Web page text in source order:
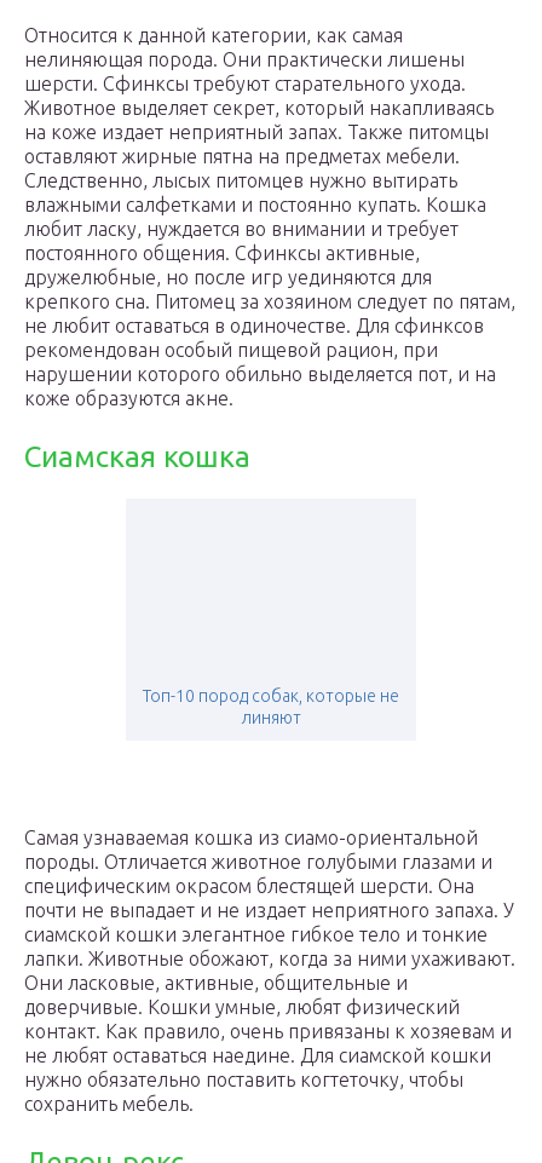
Относится к данной категории, как самая
нелиняющая порода. Они практически лишены
шерсти. Сфинксы требуют старательного ухода.
Животное выделяет секрет, который накапливаясь
на коже издает неприятный запах. Также питомцы
оставляют жирные пятна на предметах мебели.
Следственно, лысых питомцев нужно вытирать
влажными салфетками и постоянно купать. Кошка
любит ласку, нуждается во внимании и требует
постоянного общения. Сфинксы активные,
дружелюбные, но после игр уединяются для
крепкого сна. Питомец за хозяином следует по пятам,
не любит оставаться в одиночестве. Для сфинксов
рекомендован особый пищевой рацион, при
нарушении которого обильно выделяется пот, и на
коже образуются акне.
Сиамская кошка
Топ-10 пород собак, которые не
линяют
Самая узнаваемая кошка из сиамо-ориентальной
породы. Отличается животное голубыми глазами и
специфическим окрасом блестящей шерсти. Она
почти не выпадает и не издает неприятного запаха. У
сиамской кошки элегантное гибкое тело и тонкие
лапки. Животные обожают, когда за ними ухаживают.
Они ласковые, активные, общительные и
доверчивые. Кошки умные, любят физический
контакт. Как правило, очень привязаны к хозяевам и
не любят оставаться наедине. Для сиамской кошки
нужно обязательно поставить когтеточку, чтобы
сохранить мебель.